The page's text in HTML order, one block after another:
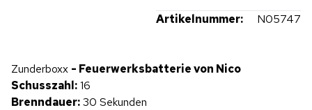
Artikelnummer: N05747
Produktvideo
Zunderboxx - Feuerwerksbatterie von Nico
Schusszahl:16
Brenndauer:30 Sekunden